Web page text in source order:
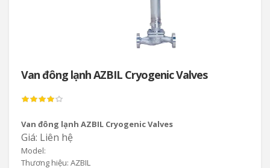
Van đông lạnh AZBIL Cryogenic Valves
Van đông lạnh AZBIL Cryogenic Valves
Giá: Liên hệ
Model:
Thương hiệu: AZBIL